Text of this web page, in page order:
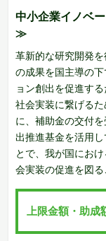
中小企業イノベ
≫
革新的な研究開発
の成果を国主導の
ョン創出を促進す
社会実装に繋げる
に、補助金の交付
出推進基金を活用
とで、我が国にお
会実装の促進を図る
上限金額・助成